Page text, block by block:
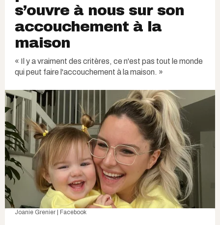
s’ouvre à nous sur son
accouchement à la
maison
« Il y a vraiment des critères, ce n'est pas tout le monde
qui peut faire l'accouchement à la maison. »
Joanie Grenier | Facebook